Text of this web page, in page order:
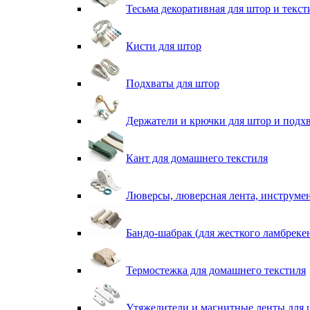
Тесьма декоративная для штор и
Кисти для штор
Подхваты для штор
Держатели и крючки для штор и
Кант для домашнего текстиля
Люверсы, люверсная лента,
Бандо-шабрак (для жесткого
Термостежка для домашнего текстиля
Утяжелители и магнитные ленты для